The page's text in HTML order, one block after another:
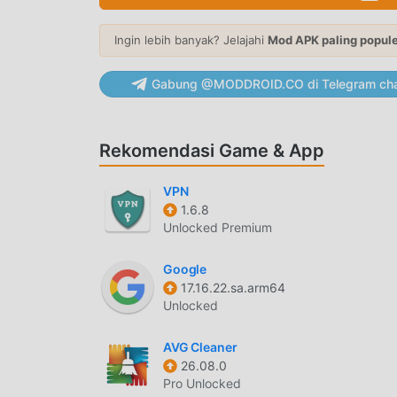
Optimasi Kompresi— Pilih tingkat
ARJ.
Dukungan Recovery Record
—
teknologi pemulihan bawaan.
File Browser Terintegrasi
— Telusuri
memindahkan, menghapus, atau mengganti
menggunakan enkripsi yang kuat.
Split Archives— Bagi arsip berukuran
Ingin lebih banyak? Jelajahi Mod APK paling
Gabung @MODDROID.CO di Telegram
Rekomendasi Game & App
VPN
1.6.8
Unlocked Premium
Google
17.16.22.sa.arm64
Unlocked
AVG Cleaner
26.08.0
Pro Unlocked